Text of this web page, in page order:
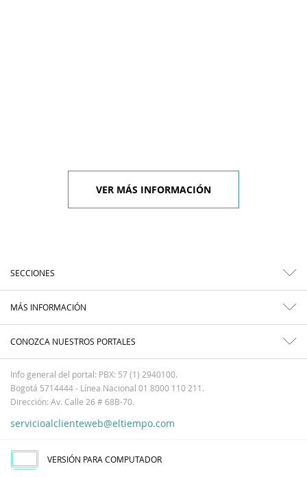
VER MÁS INFORMACIÓN
SECCIONES
MÁS INFORMACIÓN
CONOZCA NUESTROS PORTALES
Info general del portal: PBX: 57 (1) 2940100.
Bogotá 5714444 - Línea Nacional 01 8000 110 211.
Dirección: Av. Calle 26 # 68B-70.
servicioalclienteweb@eltiempo.com
VERSIÓN PARA COMPUTADOR